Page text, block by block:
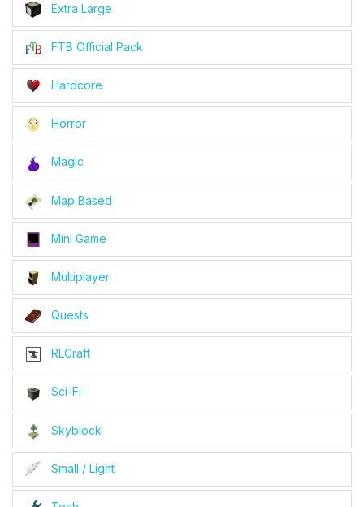
Extra Large
FTB Official Pack
Hardcore
Horror
Magic
Map Based
Mini Game
Multiplayer
Quests
RLCraft
Sci-Fi
Skyblock
Small / Light